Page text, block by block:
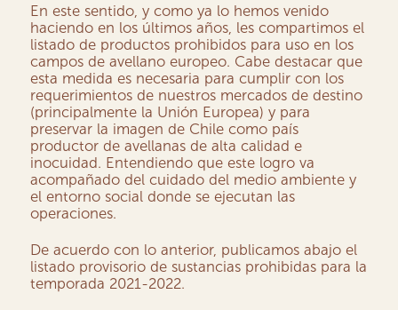
En este sentido, y como ya lo hemos venido
haciendo en los últimos años, les compartimos el
listado de productos prohibidos para uso en los
campos de avellano europeo. Cabe destacar que
esta medida es necesaria para cumplir con los
requerimientos de nuestros mercados de destino
(principalmente la Unión Europea) y para
preservar la imagen de Chile como país
productor de avellanas de alta calidad e
inocuidad. Entendiendo que este logro va
acompañado del cuidado del medio ambiente y
el entorno social donde se ejecutan las
operaciones.
De acuerdo con lo anterior, publicamos abajo el
listado provisorio de sustancias prohibidas para la
temporada 2021-2022.